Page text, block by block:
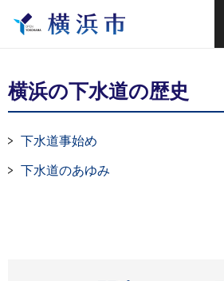
横浜の下水道の歴史
下水道事始め
下水道のあゆみ